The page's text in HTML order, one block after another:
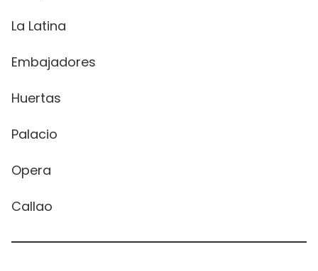
La Latina
Embajadores
Huertas
Palacio
Opera
Callao